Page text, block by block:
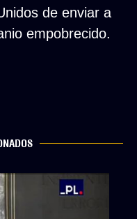
de enviar a
empobrecido.